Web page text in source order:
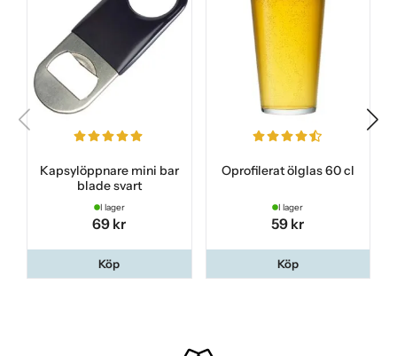
Kapsylöppnare mini bar
blade svart
I lager
69 kr
Köp
Oprofilerat ölglas 60 cl
I lager
59 kr
Köp